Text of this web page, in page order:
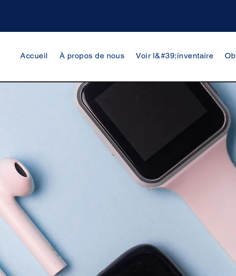
Accueil À propos de nous Voir l&#39;inventaire